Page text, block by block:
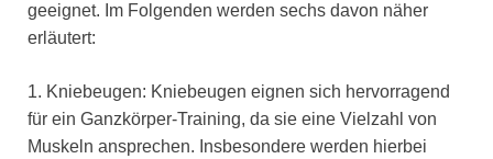
geeignet. Im Folgenden werden sechs davon näher
erläutert:
1. Kniebeugen: Kniebeugen eignen sich hervorragend
für ein Ganzkörper-Training, da sie eine Vielzahl von
Muskeln ansprechen. Insbesondere werden hierbei